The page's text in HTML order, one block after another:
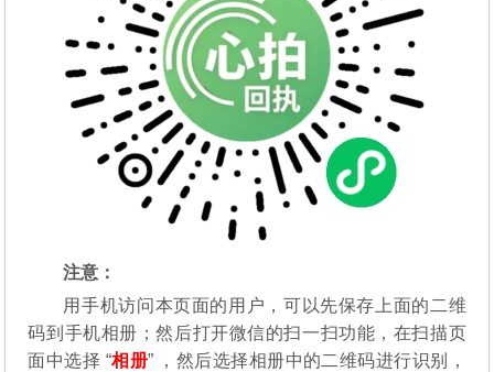
注意：
用手机访问本页面的用户，可以先保存上面的二维
码到手机相册；然后打开微信的扫一扫功能，在扫描页
面中选择 “相册” ，然后选择相册中的二维码进行识别，